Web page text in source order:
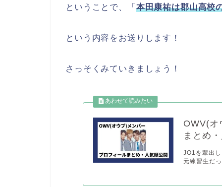
ということで、「 本田康祐は郡山高校
という内容をお送りします！
さっそくみていきましょう！
OWV(オ
まとめ
JO1を輩出
元練習生だ